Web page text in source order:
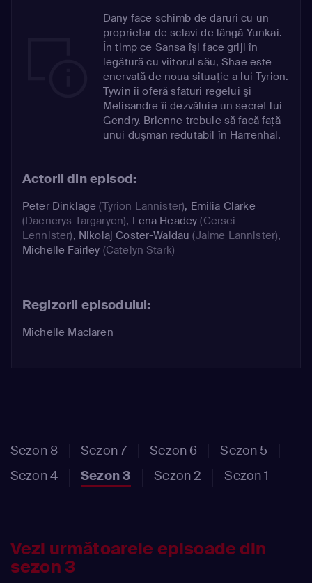
Dany face schimb de daruri cu un
proprietar de sclavi de lângă Yunkai.
În timp ce Sansa îşi face griji în
legătură cu viitorul său, Shae este
enervată de noua situaţie a lui Tyrion.
Tywin îi oferă sfaturi regelui şi
Melisandre îi dezvăluie un secret lui
Gendry. Brienne trebuie să facă faţă
unui duşman redutabil în Harrenhal.
Actorii din episod:
Peter Dinklage (Tyrion Lannister), Emilia Clarke
(Daenerys Targaryen), Lena Headey (Cersei
Lennister), Nikolaj Coster-Waldau (Jaime Lannister),
Michelle Fairley (Catelyn Stark)
Regizorii episodului:
Michelle Maclaren
Sezon 8 Sezon 7 Sezon 6
Sezon 5
Sezon 4
Sezon 3 Sezon 2 Sezon 1
Vezi următoarele episoade din
sezon 3